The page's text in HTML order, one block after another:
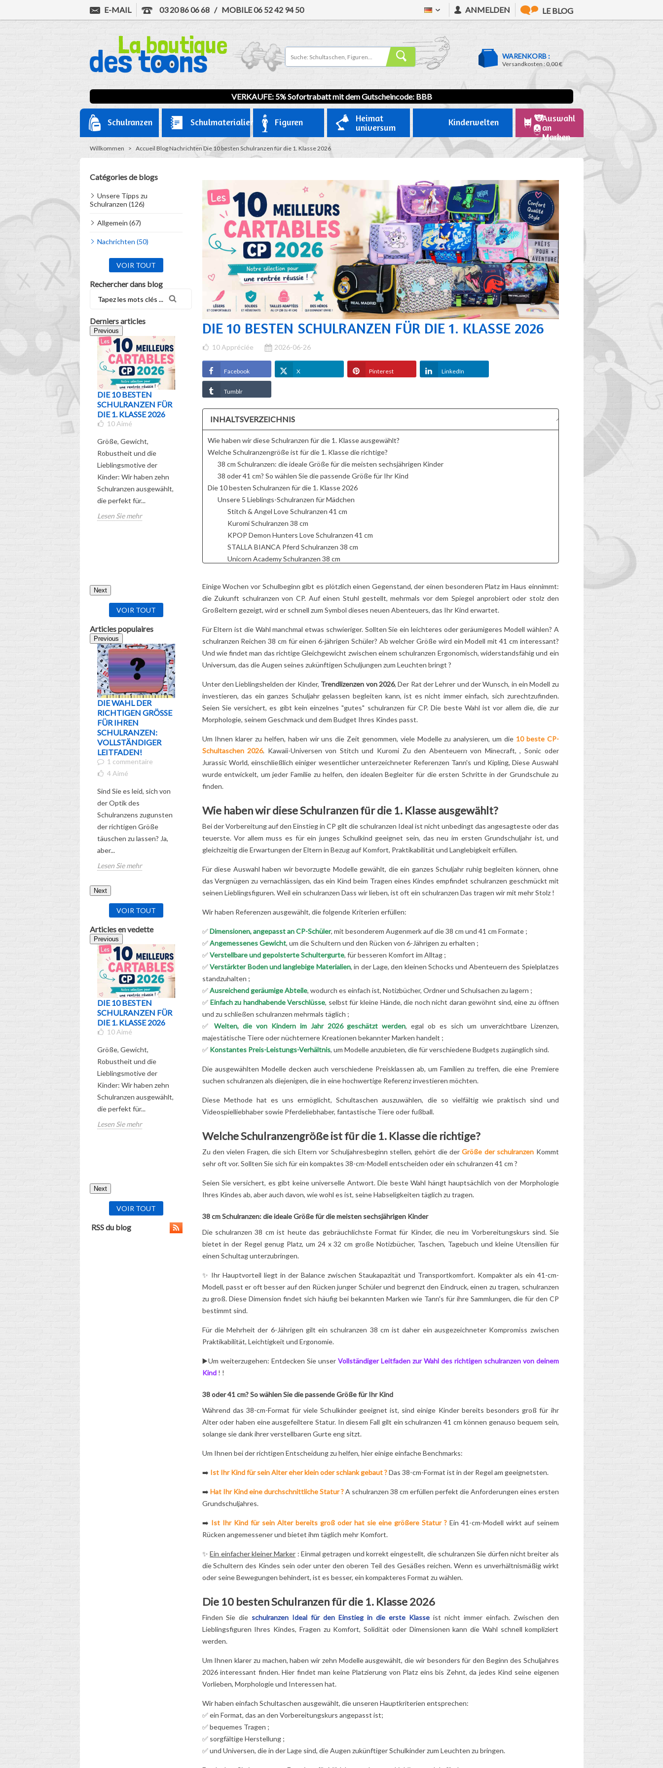
E-MAIL 03 20 86 06 68 / MOBILE06 52 42 94 50 ANMELDEN LE BLOG
WARENKORB :
Versandkosten :0,00 €
VERKAUFE: 5% Sofortrabatt mit dem Gutscheincode: BBB
Schulranzen Schulmaterialien Figuren
Heimat
universum
Kinderwelten
Auswahl
an
Marken
Willkommen > Accueil BlogNachrichtenDie 10 besten Schulranzen für die 1. Klasse 2026
Catégories de blogs
Unsere Tipps zu
Schulranzen (126)
Allgemein (67)
Nachrichten (50)
VOIR TOUT
Rechercher dans blog
Derniers articles
Previous
DIE 10 BESTEN
SCHULRANZEN FÜR
DIE 1. KLASSE 2026
10 Aimé
Größe, Gewicht,
Robustheit und die
Lieblingsmotive der
Kinder: Wir haben zehn
Schulranzen ausgewählt,
die perfekt für...
Lesen Sie mehr
WELCHER
FÜR WELCHES ALTER
UND WELCHE
DER ULTIMATIVE
RATGEBER
Aimé
Entdecken Sie unseren
umfassenden Ratgeber
für die richtige Wahl des
Schulranzens Ihres
Lesen Sie mehr
WARUM LIEBEN
KINDER SIE (UND
2 Aimé
Lustige Tiere, weiche
Texturen, beruhigende
Farben: Entdecken Sie,
warum die Kuscheltiere
Les Déglingos bei
Kindern...
Lesen Sie mehr
GESCHENK, IN DAS
SICH ALLE MÜTTER
VERLIEBEN!
5 Aimé
Lesen Sie mehr
Next
VOIR TOUT
Articles populaires
Previous
DIE WAHL DER
RICHTIGEN GRÖSSE F
ÜR IHREN S
CHULRANZEN: V
OLLSTÄNDIGER L
EITFADEN!
1 commentaire
4 Aimé
Sind Sie es leid, sich von
der Optik des
Schulranzens zugunsten
der richtigen Größe
täuschen zu lassen? Ja,
aber...
Lesen Sie mehr
WER IST STITCH?
ERLEBE DIE
LIEBENSWERTE
DU SIE NOCH NIE
ZUVOR GESEHEN
HAST!
Aimé
Sind Sie fasziniert von
blauen Kreatur namens
Stitch, von der Ihr Kind
immer wieder spricht?...
Lesen Sie mehr
DIE HELDEN VON
PAW PATROL:
NAMEN, KRÄFTE
ENTHÜLLT!
10Aimé
Geheimnisse? Erfahren
Sie alles über diese...
Lesen Sie mehr
ENTDECKE DIE
UNGLAUBLICHE
GESCHICHTE VON
2Aimé
Entdecke die
unglaubliche Geschichte
Abenteuer werden bald
mehr...
Lesen Sie mehr
ENTDECKE DIE
WAHRE
LADYBUG!
2 Aimé
Glücksgöttin!" Hörst du
diesen Refrain den
ganzen...
Next
VOIR TOUT
Articles en vedette
Previous
DIE 10 BESTEN
SCHULRANZEN FÜR
DIE 1. KLASSE 2026
10 Aimé
Größe, Gewicht,
Robustheit und die
Lieblingsmotive der
Kinder: Wir haben zehn
Schulranzen ausgewählt,
die perfekt für...
Lesen Sie mehr
WELCHER
SCHULRANZEN IST
FÜR WELCHES ALTER
UND WELCHE
KLASSE GEEIGNET?
DER ULTIMATIVE
5Aimé
umfassenden Ratgeber
für die richtige Wahl des
Schulranzens Ihres
Kindes!
Lesen Sie mehr
TOP 5 BETTWÄSCHE
FÜR MÄDCHEN!
Aimé
Das Zimmer Ihres kleinen
Mädchens spiegelt nicht
ist an der Zeit, das...
Lesen Sie mehr
STOFFTIERE LES
WARUM LIEBEN
KINDER SIE (UND
ELTERN AUCH)?
2Aimé
Lustige Tiere, weiche
Texturen, beruhigende
warum die Kuscheltiere
Les Déglingos bei
WANN SOLLTE DER
IHRES KINDES
2Aimé
Abgenutzt, zu schwer,
altersgerechter... Hat der
Kindes ausgedient?
Lesen Sie mehr
Next
VOIR TOUT
RSS du blog
DIE 10 BESTEN SCHULRANZEN FÜR DIE 1. KLASSE 2026
10 Appréciée 2026-06-26
Facebook X Pinterest LinkedIn
Tumblr
INHALTSVERZEICHNIS
Wie haben wir diese Schulranzen für die 1. Klasse ausgewählt?
Welche Schulranzengröße ist für die 1. Klasse die richtige?
38 cm Schulranzen: die ideale Größe für die meisten sechsjährigen Kinder
38 oder 41 cm? So wählen Sie die passende Größe für Ihr Kind
Die 10 besten Schulranzen für die 1. Klasse 2026
Unsere 5 Lieblings-Schulranzen für Mädchen
Stitch & Angel Love Schulranzen 41 cm
Kuromi Schulranzen 38 cm
KPOP Demon Hunters Love Schulranzen 41 cm
STALLA BIANCA Pferd Schulranzen 38 cm
Unicorn Academy Schulranzen 38 cm
Minecraft Creeper Boom Schulranzen 41 cm
Sonic Flash Schulranzen 41 cm
Real Madrid 1902 Schwarz Schulranzen 38 cm
Jurassic World Blau Schulranzen 41 cm
Bonus: Marken-Schulranzen, die sich wirklich lohnen
Kipling Iniko Schulranzen 40 cm
Tann's Schulranzen 38 cm
Die Vorteile eines Schulranzens mit Figurenmotiv
Warum sich manche Familien für Tann's oder Kipling entscheiden
Unser Fazit: Welcher Schulranzen ist 2026 die beste Wahl für Erstklässler?
Einige Wochen vor Schulbeginn gibt es plötzlich einen Gegenstand, der einen besonderen Platz im Haus einnimmt:
die Zukunft schulranzen von CP. Auf einen Stuhl gestellt, mehrmals vor dem Spiegel anprobiert oder stolz den
Großeltern gezeigt, wird er schnell zum Symbol dieses neuen Abenteuers, das Ihr Kind erwartet.
Für Eltern ist die Wahl manchmal etwas schwieriger. Sollten Sie ein leichteres oder geräumigeres Modell wählen? A
schulranzen Reichen 38 cm für einen 6-jährigen Schüler? Ab welcher Größe wird ein Modell mit 41 cm interessant?
Und wie findet man das richtige Gleichgewicht zwischen einem schulranzen Ergonomisch, widerstandsfähig und ein
Universum, das die Augen seines zukünftigen Schuljungen zum Leuchten bringt ?
Unter den Lieblingshelden der Kinder, Trendlizenzen von 2026, Der Rat der Lehrer und der Wunsch, in ein Modell zu
investieren, das ein ganzes Schuljahr gelassen begleiten kann, ist es nicht immer einfach, sich zurechtzufinden.
Seien Sie versichert, es gibt kein einzelnes "gutes" schulranzen für CP. Die beste Wahl ist vor allem die, die zur
Morphologie, seinem Geschmack und dem Budget Ihres Kindes passt.
Um Ihnen klarer zu helfen, haben wir uns die Zeit genommen, viele Modelle zu analysieren, um die 10 beste CP-
Schultaschen 2026. Kawaii-Universen von Stitch und Kuromi Zu den Abenteuern von Minecraft, , Sonic oder
Jurassic World, einschließlich einiger wesentlicher unterzeichneter Referenzen Tann's und Kipling, Diese Auswahl
wurde entwickelt, um jeder Familie zu helfen, den idealen Begleiter für die ersten Schritte in der Grundschule zu
finden.
Wie haben wir diese Schulranzen für die 1. Klasse ausgewählt?
Bei der Vorbereitung auf den Einstieg in CP gilt die schulranzen Ideal ist nicht unbedingt das angesagteste oder das
teuerste. Vor allem muss es für ein junges Schulkind geeignet sein, das neu im ersten Grundschuljahr ist, und
gleichzeitig die Erwartungen der Eltern in Bezug auf Komfort, Praktikabilität und Langlebigkeit erfüllen.
Für diese Auswahl haben wir bevorzugte Modelle gewählt, die ein ganzes Schuljahr ruhig begleiten können, ohne
das Vergnügen zu vernachlässigen, das ein Kind beim Tragen eines Kindes empfindet schulranzen geschmückt mit
seinen Lieblingsfiguren. Weil ein schulranzen Dass wir lieben, ist oft ein schulranzen Das tragen wir mit mehr Stolz !
Wir haben Referenzen ausgewählt, die folgende Kriterien erfüllen:
✅ Dimensionen, angepasst an CP-Schüler, mit besonderem Augenmerk auf die 38 cm und 41 cm Formate ;
✅ Angemessenes Gewicht, um die Schultern und den Rücken von 6-Jährigen zu erhalten ;
✅ Verstellbare und gepolsterte Schultergurte, für besseren Komfort im Alltag ;
✅Verstärkter Boden und langlebige Materialien, in der Lage, den kleinen Schocks und Abenteuern des Spielplatzes
standzuhalten ;
✅ Ausreichend geräumige Abteile, wodurch es einfach ist, Notizbücher, Ordner und Schulsachen zu lagern ;
✅ Einfach zu handhabende Verschlüsse, selbst für kleine Hände, die noch nicht daran gewöhnt sind, eine zu öffnen
und zu schließen schulranzen mehrmals täglich ;
✅
Welten, die von Kindern im Jahr 2026 geschätzt werden, egal ob es sich um unverzichtbare Lizenzen,
majestätische Tiere oder nüchternere Kreationen bekannter Marken handelt ;
✅ Konstantes Preis-Leistungs-Verhältnis, um Modelle anzubieten, die für verschiedene Budgets zugänglich sind.
Die ausgewählten Modelle decken auch verschiedene Preisklassen ab, um Familien zu treffen, die eine Premiere
suchen schulranzen als diejenigen, die in eine hochwertige Referenz investieren möchten.
Diese Methode hat es uns ermöglicht, Schultaschen auszuwählen, die so vielfältig wie praktisch sind und
Videospielliebhaber sowie Pferdeliebhaber, fantastische Tiere oderfußball.
Welche Schulranzengröße ist für die 1. Klasse die richtige?
Zu den vielen Fragen, die sich Eltern vor Schuljahresbeginn stellen, gehört die derGröße der schulranzen Kommt
sehr oft vor. Sollten Sie sich für ein kompaktes 38-cm-Modell entscheiden oder ein schulranzen 41 cm ?
Seien Sie versichert, es gibt keine universelle Antwort. Die beste Wahl hängt hauptsächlich von der Morphologie
Ihres Kindes ab, aber auch davon, wie wohl es ist, seine Habseligkeiten täglich zu tragen.
38 cm Schulranzen: die ideale Größe für die meisten sechsjährigen Kinder
Die schulranzen 38 cm ist heute das gebräuchlichste Format für Kinder, die neu im Vorbereitungskurs sind. Sie
bietet in der Regel genug Platz, um 24 x 32 cm große Notizbücher, Taschen, Tagebuch und kleine Utensilien für
einen Schultag unterzubringen.
✨ Ihr Hauptvorteil liegt in der Balance zwischen Staukapazität und Transportkomfort. Kompakter als ein 41-cm-
Modell, passt er oft besser auf den Rücken junger Schüler und begrenzt den Eindruck, einen zu tragen, schulranzen
zu groß. Diese Dimension findet sich häufig bei bekannten Marken wie Tann's für ihre Sammlungen, die für den CP
bestimmt sind.
Für die Mehrheit der 6-Jährigen gilt ein schulranzen 38 cm ist daher ein ausgezeichneter Kompromiss zwischen
Praktikabilität, Leichtigkeit und Ergonomie.
▶️Um weiterzugehen: Entdecken Sie unser Vollständiger Leitfaden zur Wahl des richtigen schulranzenvon deinem
Kind! !
38 oder 41 cm? So wählen Sie die passende Größe für Ihr Kind
Während das 38-cm-Format für viele Schulkinder geeignet ist, sind einige Kinder bereits besonders groß für ihr
Alter oder haben eine ausgefeiltere Statur. In diesem Fall gilt ein schulranzen 41 cm können genauso bequem sein,
solange sie dank ihrer verstellbaren Gurte eng sitzt.
Um Ihnen bei der richtigen Entscheidung zu helfen, hier einige einfache Benchmarks:
➡️ Ist Ihr Kind für sein Alter eher klein oder schlank gebaut ?Das 38-cm-Format ist in der Regel am geeignetsten.
➡️ Hat Ihr Kind eine durchschnittliche Statur ?A schulranzen 38 cm erfüllen perfekt die Anforderungen eines ersten
Grundschuljahres.
➡️ Ist Ihr Kind für sein Alter bereits groß oder hat sie eine größere Statur ?Ein 41-cm-Modell wirkt auf seinem
Rücken angemessener und bietet ihm täglich mehr Komfort.
✨Ein einfacher kleiner Marker : Einmal getragen und korrekt eingestellt, die schulranzen Sie dürfen nicht breiter als
die Schultern des Kindes sein oder unter den oberen Teil des Gesäßes reichen. Wenn es unverhältnismäßig wirkt
oder seine Bewegungen behindert, ist es besser, ein kompakteres Format zu wählen.
Die 10 besten Schulranzen für die 1. Klasse 2026
Finden Sie die schulranzen Ideal für den Einstieg in die erste Klasseist nicht immer einfach. Zwischen den
Lieblingsfiguren Ihres Kindes, Fragen zu Komfort, Solidität oder Dimensionen kann die Wahl schnell kompliziert
werden.
Um Ihnen klarer zu machen, haben wir zehn Modelle ausgewählt, die wir besonders für den Beginn des Schuljahres
2026 interessant finden. Hier findet man keine Platzierung von Platz eins bis Zehnt, da jedes Kind seine eigenen
Vorlieben, Morphologie und Interessen hat.
Wir haben einfach Schultaschen ausgewählt, die unseren Hauptkriterien entsprechen:
✅ ein Format, das an den Vorbereitungskurs angepasst ist;
✅ bequemes Tragen ;
✅ sorgfältige Herstellung ;
✅ und Universen, die in der Lage sind, die Augen zukünftiger Schulkinder zum Leuchten zu bringen.